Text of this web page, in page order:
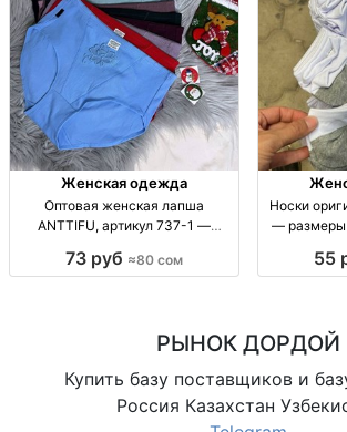
Женская одежда
Оптовая женская лапша
ANTTIFU, артикул 737-1 —
штуку Женская лапша ANTTIFU
73 руб ≈80 сом
Носки
— размеры
размер55
РЫНОК ДОРДОЙ
Купить базу поставщиков и
Россия Казахстан